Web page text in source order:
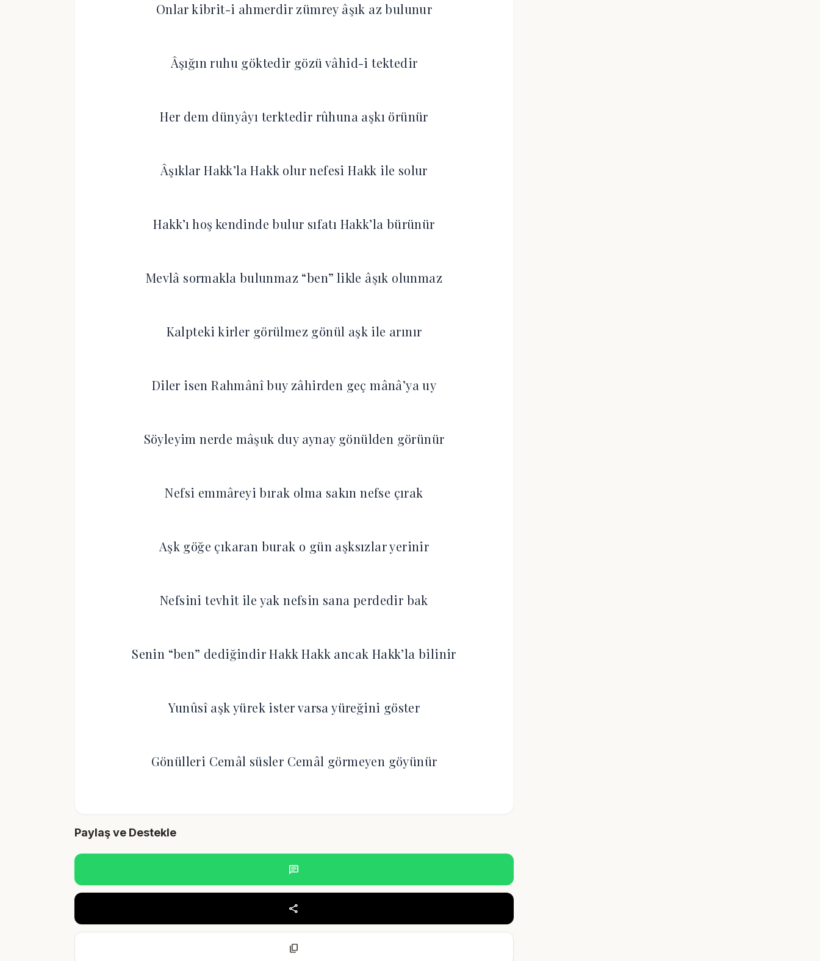
Onlar kibrit-i ahmerdir zümrey âşık az bulunur
Âşığın ruhu göktedir gözü vâhid-i tektedir
Her dem dünyâyı terktedir rûhuna aşkı örünür
Âşıklar Hakk’la Hakk olur nefesi Hakk ile solur
Hakk’ı hoş kendinde bulur sıfatı Hakk’la bürünür
Mevlâ sormakla bulunmaz “ben” likle âşık olunmaz
Kalpteki kirler görülmez gönül aşk ile arınır
Diler isen Rahmânî buy zâhirden geç mânâ’ya uy
Söyleyim nerde mâşuk duy aynay gönülden görünür
Nefsi emmâreyi bırak olma sakın nefse çırak
Aşk göğe çıkaran burak o gün aşksızlar yerinir
Nefsini tevhit ile yak nefsin sana perdedir bak
Senin “ben” dediğindir Hakk Hakk ancak Hakk’la bilinir
Yunûsî aşk yürek ister varsa yüreğini göster
Gönülleri Cemâl süsler Cemâl görmeyen göyünür
Paylaş ve Destekle
chat
share
content_copy